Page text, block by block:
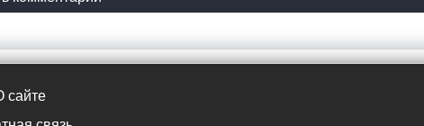
сайте